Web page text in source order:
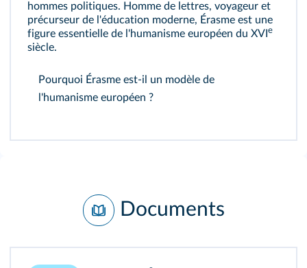
hommes politiques. Homme de lettres, voyageur et
précurseur de l'éducation moderne, Érasme est une
figure essentielle de l'humanisme européen du XVI e
siècle.
Pourquoi Érasme est-il un modèle de
l'humanisme européen ?
Documents